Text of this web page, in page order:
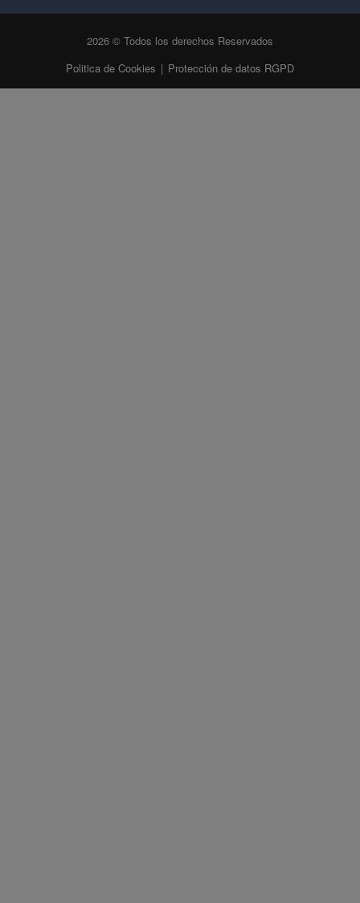
2026 © Todos los derechos Reservados
Politica de Cookies | Protección de datos RGPD